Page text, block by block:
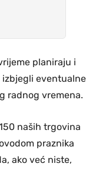
planiraju i
eventualne
radnog vremena.
naših trgovina
praznika
ako već niste,